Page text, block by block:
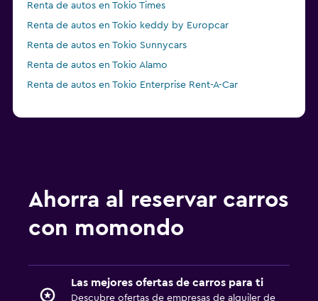
Renta de autos en Tokio Times
Renta de autos en Tokio keddy by Europcar
Renta de autos en Tokio Sunnycars
Renta de autos en Tokio Alamo
Renta de autos en Tokio Enterprise Rent-A-Car
Ahorra al reservar carros
con momondo
Las mejores ofertas de carros para ti
Descubre ofertas de empresas de alquiler de